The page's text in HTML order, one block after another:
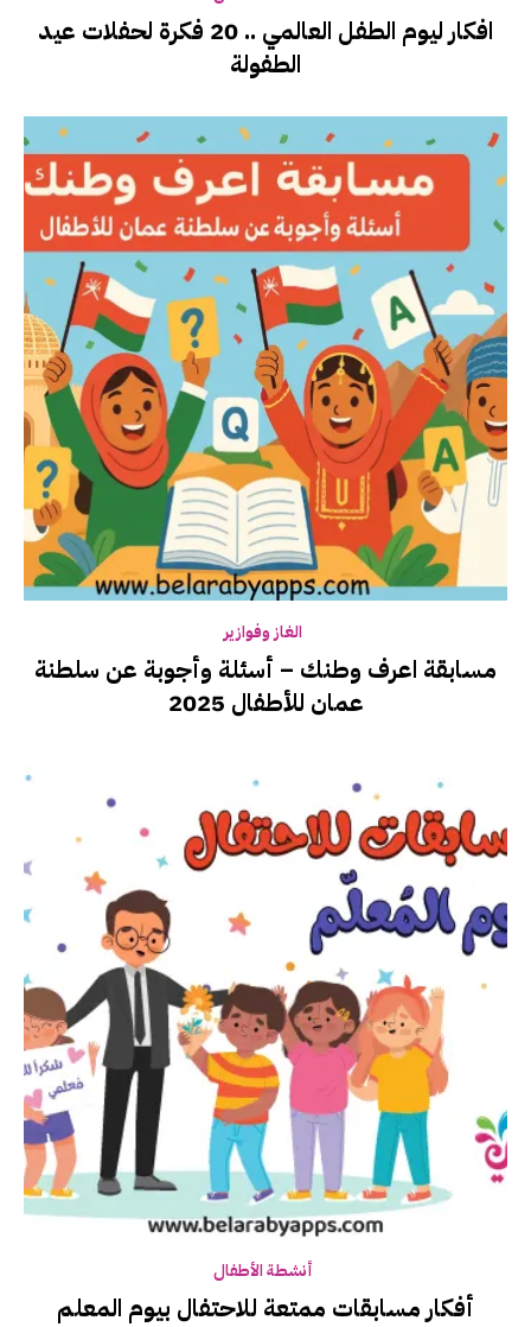
افكار ليوم الطفل العالمي .. 20 فكرة لحفلات عيد
الطفولة
الغاز وفوازير
مسابقة اعرف وطنك – أسئلة وأجوبة عن سلطنة
عمان للأطفال 2025
أنشطة الأطفال
أفكار مسابقات ممتعة للاحتفال بيوم المعلم